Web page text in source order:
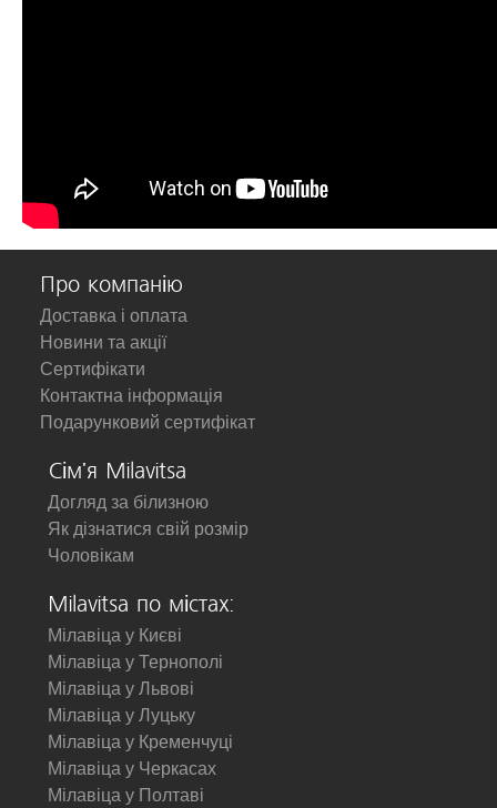
Про компанію
Доставка і оплата
Новини та акції
Сертифікати
Контактна інформація
Подарунковий сертифікат
Сім'я Milavitsa
Догляд за білизною
Як дізнатися свій розмір
Чоловікам
Milavitsa по містах:
Мілавіца у Києві
Мілавіца у Тернополі
Мілавіца у Львові
Мілавіца у Луцьку
Мілавіца у Кременчуці
Мілавіца у Черкасах
Мілавіца у Полтаві